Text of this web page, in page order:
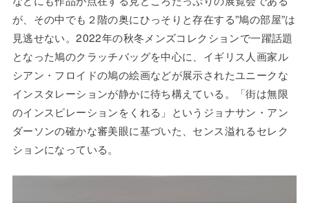
が、その中でも２階の奥にひっそりと存在する”鳩の部屋”は
見逃せない。2022年の秋冬メンズコレクションで一躍話題
となった鳩のクラッチバッグを中心に、イギリス人画家ル
シアン・フロイドの鳩の絵画などが展示されたユニークな
インスタレーションが静かに待ち構えている。「街は無限
のインスピレーションをくれる」というジョナサン・アン
ダーソンの確かな審美眼に基づいた、センス溢れるセレク
ションになっている。